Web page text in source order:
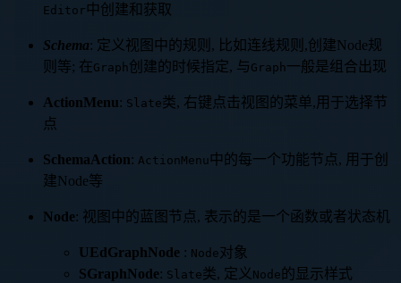
Editor 中创建和获取
Schema: 定义视图中的规则, 比如连线规则,创建Node规
则等; 在Graph创建的时候指定, 与 Graph一般是组合出现
ActionMenu: Slate类, 右键点击视图的菜单,用于选择节
点
SchemaAction: ActionMenu 中的每一个功能节点, 用于创
建Node等
Node: 视图中的蓝图节点, 表示的是一个函数或者状态机
UEdGraphNode : Node对象
SGraphNode: Slate类, 定义 Node 的显示样式